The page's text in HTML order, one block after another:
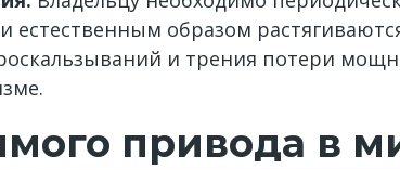
естественным образом
и трения потери
привода в